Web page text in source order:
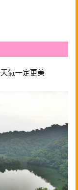
氣一定更美